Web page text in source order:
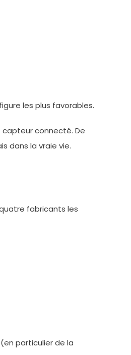
les plus favorables.
connecté. De
dans la vraie vie.
fabricants les
particulier de la